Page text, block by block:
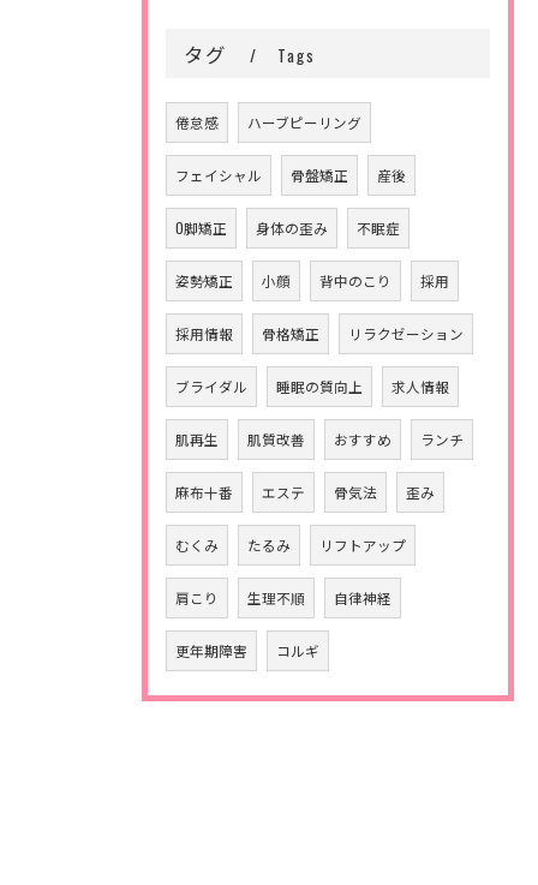
タグ Tags
倦怠感 ハーブピーリング
フェイシャル 骨盤矯正 産後
O脚矯正 身体の歪み 不眠症
姿勢矯正 小顔 背中のこり 採用
採用情報 骨格矯正 リラクゼーション
ブライダル 睡眠の質向上 求人情報
肌再生 肌質改善 おすすめ ランチ
麻布十番 エステ 骨気法 歪み
むくみ たるみ リフトアップ
肩こり 生理不順 自律神経
更年期障害 コルギ